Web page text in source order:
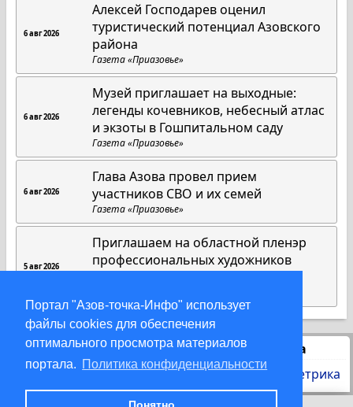
Портал "Азов-точка-Инфо" использует
файлы cookies для обеспечения
оптимального просмотра материалов
портала. Политика конфиденциальности
6 авг 2026
Алексей Господарев оценил
туристический потенциал Азовского
района
Газета «Приазовье»
6 авг 2026
Музей приглашает на выходные:
легенды кочевников, небесный атлас
и экзоты в Гошпитальном саду
Газета «Приазовье»
6 авг 2026
Глава Азова провел прием
участников СВО и их семей
Газета «Приазовье»
5 авг 2026
Приглашаем на областной пленэр
профессиональных художников
Статистика